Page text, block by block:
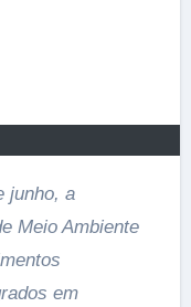
junho, a
Meio Ambiente
em